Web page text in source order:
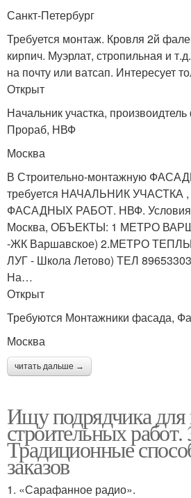
Санкт-Петербург
Требуется монтаж. Кровля 2й
кирпич. Муэрлат, стропильная и
на почту или ватсап. Интересует
Открыт
Начальник участка,
Прораб, НВФ
Москва
В Строительно-монтажную
требуется НАЧАЛЬНИК
ФАСАДНЫХ РАБОТ. НВФ. Условия:
Москва, ОБЪЕКТЫ: 1 МЕТРО
-ЖК Варшавское) 2.МЕТРО
ЛУГ - Школа Летово) ТЕЛ
На…
Открыт
Требуются Монтажники фасада,
Москва
читать дальше →
Ищу подрядчика
строительных работ.
Традиционные
заказов
1. «Сарафанное радио».